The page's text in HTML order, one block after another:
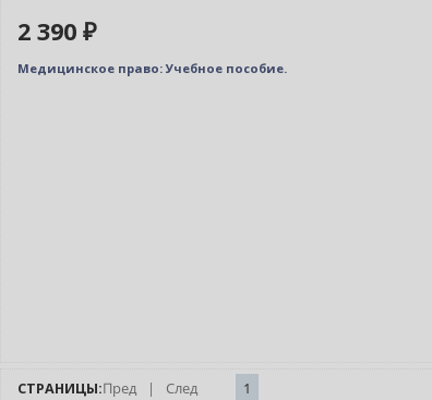
2 390 ₽
Медицинское право: Учебное пособие.
СТРАНИЦЫ:Пред | След 1